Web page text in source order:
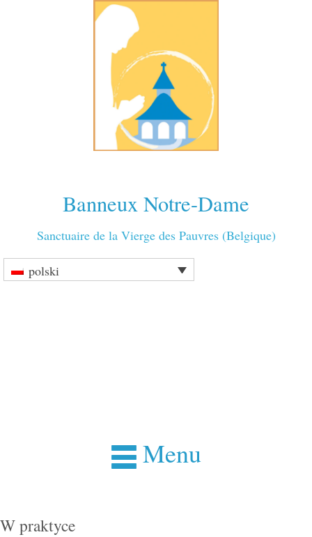
Banneux Notre-Dame
Sanctuaire de la Vierge des Pauvres (Belgique)
polski
Menu
W praktyce